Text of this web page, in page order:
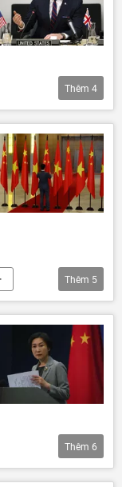
Thêm 4
Thêm 5
Thêm 6